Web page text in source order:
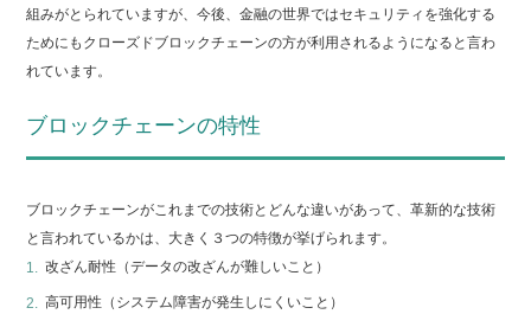
組みがとられていますが、今後、金融の世界ではセキュリティを強化する
ためにもクローズドブロックチェーンの方が利用されるようになると言わ
れています。
ブロックチェーンの特性
ブロックチェーンがこれまでの技術とどんな違いがあって、革新的な技術
と言われているかは、大きく３つの特徴が挙げられます。
改ざん耐性（データの改ざんが難しいこと）
高可用性（システム障害が発生しにくいこと）